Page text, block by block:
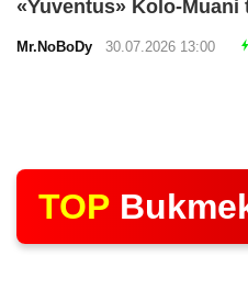
«Yuventus» Kolo-
Mr.NoBoDy 30.07.2026 13:00
TOP